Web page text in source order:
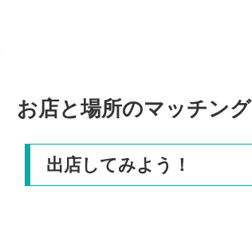
お店と場所のマッチング
出店してみよう！